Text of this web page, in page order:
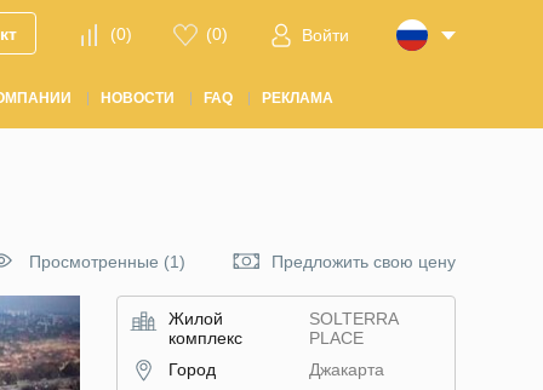
(0) (0) Войти
НОВОСТИ FAQ РЕКЛАМА
Просмотренные (1) Предложить свою цену
Жилой
комплекс
SOLTERRA
PLACE
Город
Джакарта